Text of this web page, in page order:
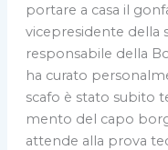
portare a casa il
vicepresidente della
responsabile della
ha curato
scafo è stato subito
mento del capo
attende alla prova